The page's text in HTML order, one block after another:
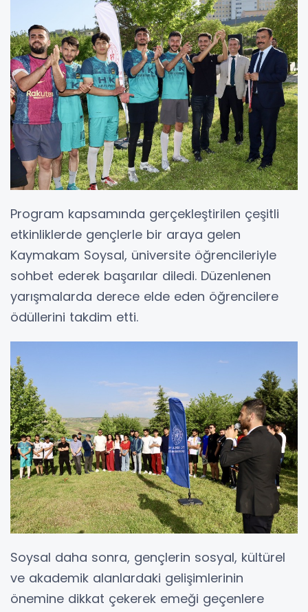
Program kapsamında gerçekleştirilen çeşitli
etkinliklerde gençlerle bir araya gelen
Kaymakam Soysal, üniversite öğrencileriyle
sohbet ederek başarılar diledi. Düzenlenen
yarışmalarda derece elde eden öğrencilere
ödüllerini takdim etti.
Soysal daha sonra, gençlerin sosyal, kültürel
ve akademik alanlardaki gelişimlerinin
önemine dikkat çekerek emeği geçenlere